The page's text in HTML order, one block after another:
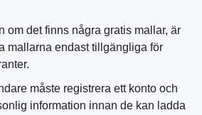
om det finns några gratis mallar, är
mallarna endast tillgängliga för
måste registrera ett konto och
information innan de kan ladda